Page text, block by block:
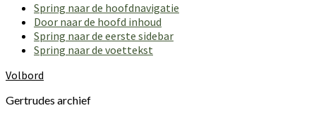
deze
website
Spring naar de hoofdnavigatie
Door naar de hoofd inhoud
Spring naar de eerste sidebar
Spring naar de voettekst
Volbord
Gertrudes archief